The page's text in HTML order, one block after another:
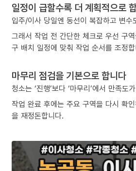
일정이 급할수록 더 계획적으로
입주/이사 당일엔 동선이 복잡하고 변수
그래서 작업 전 간단한 체크로 우선 구
구 배치 일정에 맞춰 작업 순서를 조정
마무리 점검을 기본으로 합니다
청소는 ‘진행’보다 ‘마무리’에서 만족도
작업 완료 후에는 주요 구역을 다시 확
을 재정돈합니다.